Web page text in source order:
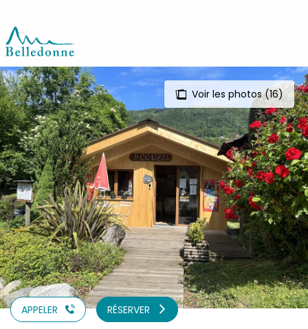
contenu
principal
Voir les photos (16)
APPELER RÉSERVER